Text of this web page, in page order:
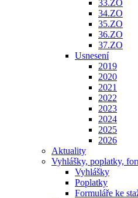
33.ZO
34.ZO
35.ZO
36.ZO
37.ZO
Usnesení
2019
2020
2021
2022
2023
2024
2025
2026
Aktuality
Vyhlášky, poplatky,
Vyhlášky
Poplatky
Formuláře ke